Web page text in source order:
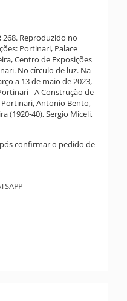
268. Reproduzido no
Portinari, Palace
Centro de Exposições
No círculo de luz. Na
a 13 de maio de 2023,
- A Construção de
Portinari, Antonio Bento,
(1920-40), Sergio Miceli,
confirmar o pedido de